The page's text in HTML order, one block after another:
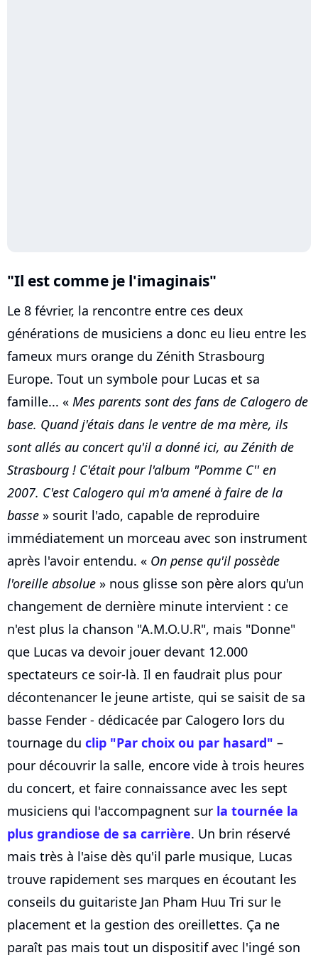
"Il est comme je l'imaginais"
Le 8 février, la rencontre entre ces deux
générations de musiciens a donc eu lieu entre les
fameux murs orange du Zénith Strasbourg
Europe. Tout un symbole pour Lucas et sa
famille... « Mes parents sont des fans de Calogero de
base. Quand j'étais dans le ventre de ma mère, ils
sont allés au concert qu'il a donné ici, au Zénith de
Strasbourg ! C'était pour l'album "Pomme C'' en
2007. C'est Calogero qui m'a amené à faire de la
basse » sourit l'ado, capable de reproduire
immédiatement un morceau avec son instrument
après l'avoir entendu. « On pense qu'il possède
l'oreille absolue » nous glisse son père alors qu'un
changement de dernière minute intervient : ce
n'est plus la chanson "A.M.O.U.R", mais "Donne"
que Lucas va devoir jouer devant 12.000
spectateurs ce soir-là. Il en faudrait plus pour
décontenancer le jeune artiste, qui se saisit de sa
basse Fender - dédicacée par Calogero lors du
tournage du clip "Par choix ou par hasard" –
pour découvrir la salle, encore vide à trois heures
du concert, et faire connaissance avec les sept
musiciens qui l'accompagnent sur la tournée la
plus grandiose de sa carrière. Un brin réservé
mais très à l'aise dès qu'il parle musique, Lucas
trouve rapidement ses marques en écoutant les
conseils du guitariste Jan Pham Huu Tri sur le
placement et la gestion des oreillettes. Ça ne
paraît pas mais tout un dispositif avec l'ingé son